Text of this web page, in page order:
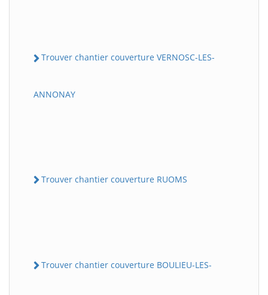
Trouver chantier couverture VERNOSC-LES-
ANNONAY
Trouver chantier couverture RUOMS
Trouver chantier couverture BOULIEU-LES-